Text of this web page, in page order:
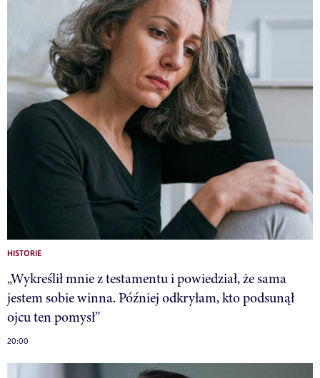
HISTORIE
„Wykreślił mnie z testamentu i powiedział, że sama
jestem sobie winna. Później odkryłam, kto podsunął
ojcu ten pomysł”
20:00